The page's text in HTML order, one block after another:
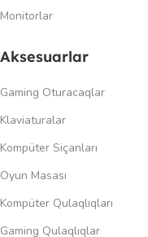
Monitorlar
Aksesuarlar
Gaming Oturacaqlar
Klaviaturalar
Kompüter Siçanları
Oyun Masası
Kompüter Qulaqlıqları
Gaming Qulaqlıqlar